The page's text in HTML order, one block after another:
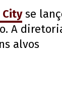
Cityse
A
alvos